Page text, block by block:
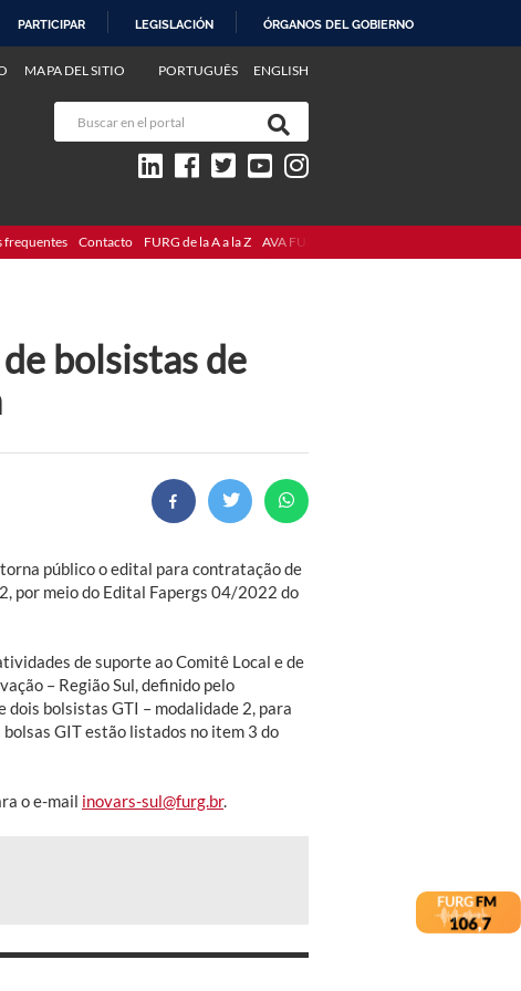
PARTICIPAR LEGISLACIÓN ÓRGANOS DEL GOBIERNO
PORTUGUÊS ENGLISH
MAPA DEL SITIO
frequentes Contacto FURG de la A a la Z AVA FURG
bolsistas de
público o edital para contratação de
por meio do Edital Fapergs 04/2022 do
de suporte ao Comitê Local e de
– Região Sul, definido pelo
dois bolsistas GTI – modalidade 2, para
GIT estão listados no item 3 do
o e-mail inovars-sul@furg.br.